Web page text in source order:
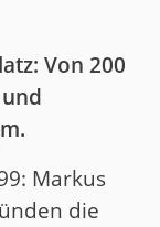
Von 200
Markus
die